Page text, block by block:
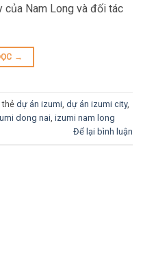
của Nam Long và đối tác
→
thẻ dự án izumi dự án izumi city,
dong nai izumi nam long
Để lại bình luận